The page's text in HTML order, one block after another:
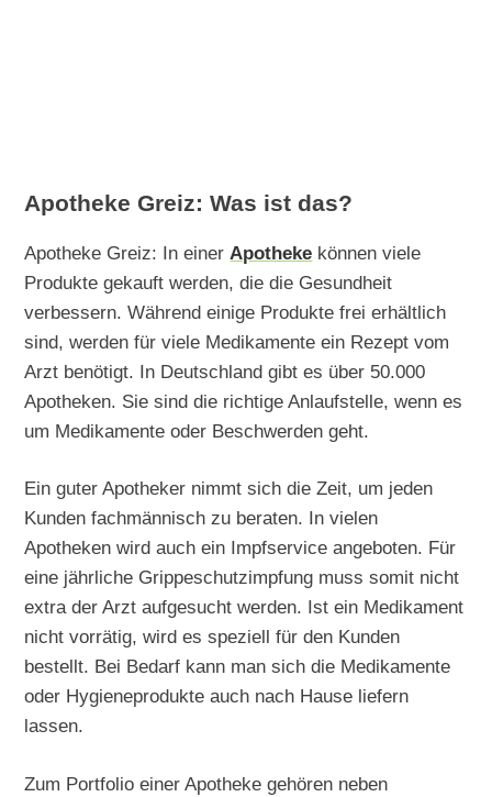
Apotheke Greiz: Was ist das?
Apotheke Greiz: In einer Apotheke können viele
Produkte gekauft werden, die die Gesundheit
verbessern. Während einige Produkte frei erhältlich
sind, werden für viele Medikamente ein Rezept vom
Arzt benötigt. In Deutschland gibt es über 50.000
Apotheken. Sie sind die richtige Anlaufstelle, wenn es
um Medikamente oder Beschwerden geht.
Ein guter Apotheker nimmt sich die Zeit, um jeden
Kunden fachmännisch zu beraten. In vielen
Apotheken wird auch ein Impfservice angeboten. Für
eine jährliche Grippeschutzimpfung muss somit nicht
extra der Arzt aufgesucht werden. Ist ein Medikament
nicht vorrätig, wird es speziell für den Kunden
bestellt. Bei Bedarf kann man sich die Medikamente
oder Hygieneprodukte auch nach Hause liefern
lassen.
Zum Portfolio einer Apotheke gehören neben